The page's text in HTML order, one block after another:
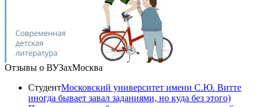
Отзывы о ВУЗахМосква
СтудентМосковский университет имени С.Ю. Витте
иногда бывает завал заданиями, но куда без этого)